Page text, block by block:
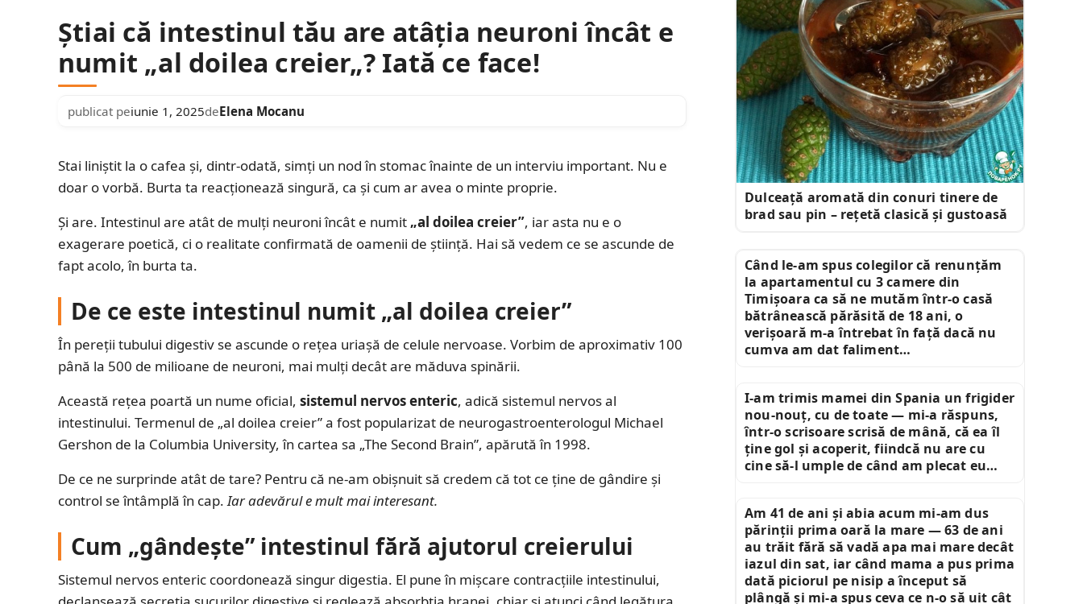
Știai că intestinul tău are atâția neuroni încât e
numit „al doilea creier„? Iată ce face!
publicat peiunie 1, 2025deElena Mocanu
Stai liniștit la o cafea și, dintr-odată, simți un nod în stomac înainte de un interviu important. Nu e
doar o vorbă. Burta ta reacționează singură, ca și cum ar avea o minte proprie.
Și are. Intestinul are atât de mulți neuroni încât e numit „al doilea creier”, iar asta nu e o
exagerare poetică, ci o realitate confirmată de oamenii de știință. Hai să vedem ce se ascunde de
fapt acolo, în burta ta.
De ce este intestinul numit „al doilea creier”
În pereții tubului digestiv se ascunde o rețea uriașă de celule nervoase. Vorbim de aproximativ 100
până la 500 de milioane de neuroni, mai mulți decât are măduva spinării.
Această rețea poartă un nume oficial, sistemul nervos enteric, adică sistemul nervos al
intestinului. Termenul de „al doilea creier” a fost popularizat de neurogastroenterologul Michael
Gershon de la Columbia University, în cartea sa „The Second Brain”, apărută în 1998.
De ce ne surprinde atât de tare? Pentru că ne-am obișnuit să credem că tot ce ține de gândire și
control se întâmplă în cap. Iar adevărul e mult mai interesant.
Cum „gândește” intestinul fără ajutorul creierului
Sistemul nervos enteric coordonează singur digestia. El pune în mișcare contracțiile intestinului,
Dulceață aromată din conuri tinere de
brad sau pin – rețetă clasică și gustoasă
Când le-am spus colegilor că renunțăm
la apartamentul cu 3 camere din
Timișoara ca să ne mutăm într-o casă
bătrânească părăsită de 18 ani, o
verișoară m-a întrebat în față dacă nu
cumva am dat faliment…
I-am trimis mamei din Spania un frigider
nou-nouț, cu de toate — mi-a răspuns,
într-o scrisoare scrisă de mână, că ea îl
ține gol și acoperit, fiindcă nu are cu
cine să-l umple de când am plecat eu…
Am 41 de ani și abia acum mi-am dus
părinții prima oară la mare — 63 de ani
au trăit fără să vadă apa mai mare decât
iazul din sat, iar când mama a pus prima
dată piciorul pe nisip a început să
plângă și mi-a spus ceva ce n-o să uit cât